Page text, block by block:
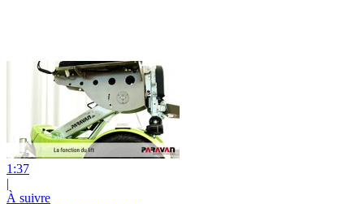
1:37
|
À suivre